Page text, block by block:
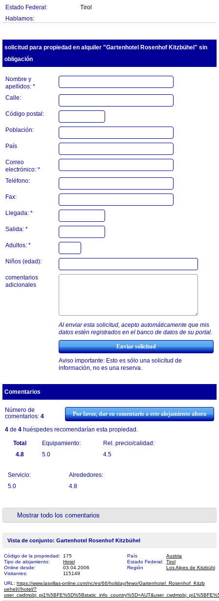
Estado Federal:
Tirol
Hablamos:
solicitud para propiedad en alquiler "Gartenhotel Rosenhof Kitzbühel" sin
obligación
Nombre y
apellidos: *
Calle:
Código postal:
Población:
País
Correo
electrónico: *
Teléfono:
Fax:
Llegada: *
Salida: *
Adultos: *
Niños (edad):
comentarios
adicionales
Al enviar esta solicitud, acepto automáticamente que mis
datos estén registrados en el banco de datos de su portal.
Aviso importante: Esto es sólo una solicitud de
información, no es una reserva.
Comentarios
Por favor, dar su comentario a este alojamiento ahora
Número de
comentarios: 4
4 de 4 huéspedes recomendarían esta propiedad.
Total
4.8
Equipamiento:
5.0
Rel. precio/calidad:
4.5
Servicio:
5.0
Alrededores:
4.8
Mostrar todo los comentarios
Vista de conjunto: Gartenhotel Rosenhof Kitzbühel
Código de la propriedad: 175 País
Austria
Tipo de alojamiento:
Hotel Estado Federal:
Tirol
Online desde:
03.04.2006 Región
Los Alpes de Kitzbühl
Visitantes:
115149
URL: https://www.lasvillas-online.com/nc/es/66/holiday/fewo/Gartenhotel_Rosenhof_Kitzb​
uehel///hotel/?